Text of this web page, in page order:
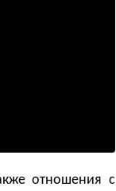
отношения с